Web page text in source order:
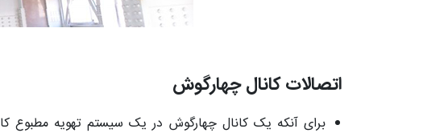
اتصالات کانال چهارگوش
برای آنکه یک کانال چهارگوش در یک سیستم تهویه مطبوع